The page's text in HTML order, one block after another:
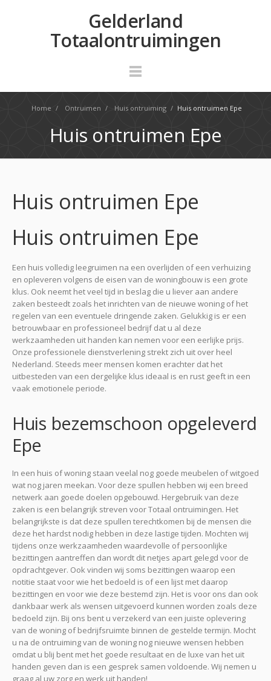
Gelderland
Totaalontruimingen
Home / Ontruimen / Huis ontruiming / Huis ontruimen Epe
Huis ontruimen Epe
Huis ontruimen Epe
Huis ontruimen Epe
Een huis volledig leegruimen na een overlijden of een verhuizing
en opleveren volgens de eisen van de woningbouw is een grote
klus. Ook neemt het veel tijd in beslag die u liever aan andere
zaken besteedt zoals het inrichten van de nieuwe woning of het
regelen van een eventuele dringende zaken. Gelukkig is er een
betrouwbaar en professioneel bedrijf dat u al deze
werkzaamheden uit handen kan nemen voor een eerlijke prijs.
Onze professionele dienstverlening strekt zich uit over heel
Nederland. Steeds meer mensen komen erachter dat het
uitbesteden van een dergelijke klus ideaal is en rust geeft in een
vaak emotionele periode.
Huis bezemschoon opgeleverd
Epe
In een huis of woning staan veelal nog goede meubelen of witgoed
wat nog jaren meekan. Voor deze spullen hebben wij een breed
netwerk aan goede doelen opgebouwd. Hergebruik van deze
zaken is een belangrijk streven voor Totaal ontruimingen. Het
belangrijkste is dat deze spullen terechtkomen bij de mensen die
deze het hardst nodig hebben in deze lastige tijden. Mochten wij
tijdens onze werkzaamheden waardevolle of persoonlijke
bezittingen aantreffen dan wordt dit netjes apart gelegd voor de
opdrachtgever. Ook vinden wij soms bezittingen waarop een
notitie staat voor wie het bedoeld is of een lijst met daarop
bezittingen en voor wie deze bestemd zijn. Het is voor ons dan ook
dankbaar werk als wensen uitgevoerd kunnen worden zoals deze
bedoeld zijn. Bij ons bent u verzekerd van een juiste oplevering
van de woning of bedrijfsruimte binnen de gestelde termijn. Mocht
u na de ontruiming van de woning nog nieuwe wensen hebben
omdat u blij bent met het goede resultaat en de luxe van het uit
handen geven dan is een gesprek samen voldoende. Wij nemen u
graag al uw zorg en werk uit handen!